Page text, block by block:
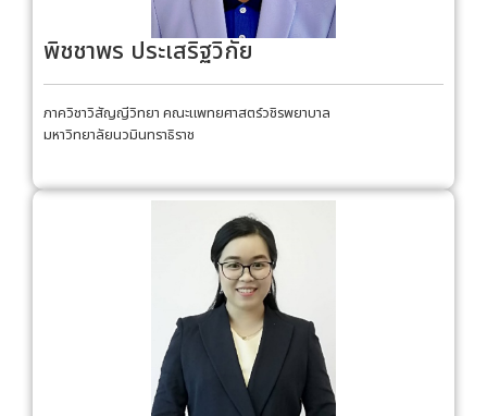
พิชชาพร ประเสริฐวิกัย
ภาควิชาวิสัญญีวิทยา คณะแพทยศาสตร์วชิรพยาบาล
มหาวิทยาลัยนวมินทราธิราช